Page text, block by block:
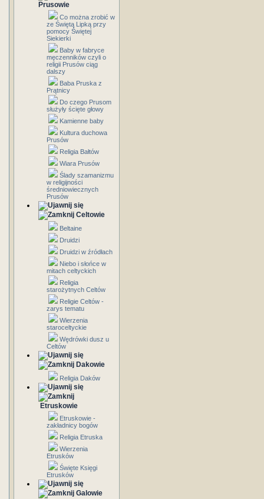
Prusowie
Co można zrobić w
ze Świętą Lipką przy
pomocy Świętej
Siekierki
Baby w fabryce
męczenników czyli o
religii Prusów ciąg
dalszy
Baba Pruska z
Prątnicy
Do czego Prusom
służyły ścięte głowy
Kamienne baby
Kultura duchowa
Prusów
Religia Bałtów
Wiara Prusów
Ślady szamanizmu
w religijności
średniowiecznych
Prusów
Celtowie
Beltaine
Druidzi
Druidzi w źródłach
Niebo i słońce w
mitach celtyckich
Religia
starożytnych Celtów
Religie Celtów -
zarys tematu
Wierzenia
staroceltyckie
Wędrówki dusz u
Celtów
Dakowie
Religia Daków
Etruskowie
Etruskowie -
zakładnicy bogów
Religia Etruska
Wierzenia
Etrusków
Święte Księgi
Etrusków
Galowie